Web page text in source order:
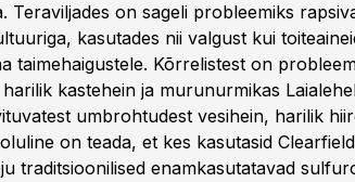
Teraviljades on sageli probleemiks
kasutades nii valgust kui
taimehaigustele. Kõrrelistest on
kastehein ja murunurmikas
umbrohtudest vesihein, harilik
on teada, et kes kasutasid
traditsioonilised enamkasutatavad